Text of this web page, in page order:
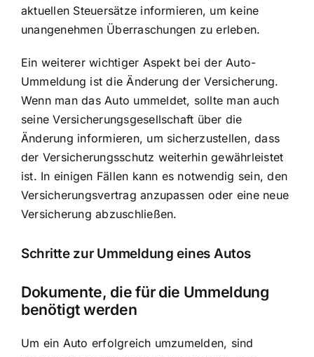
aktuellen Steuersätze informieren, um keine
unangenehmen Überraschungen zu erleben.
Ein weiterer wichtiger Aspekt bei der Auto-
Ummeldung ist die Änderung der Versicherung.
Wenn man das Auto ummeldet, sollte man auch
seine Versicherungsgesellschaft über die
Änderung informieren, um sicherzustellen, dass
der Versicherungsschutz weiterhin gewährleistet
ist. In einigen Fällen kann es notwendig sein, den
Versicherungsvertrag anzupassen oder eine neue
Versicherung abzuschließen.
Schritte zur Ummeldung eines Autos
Dokumente, die für die Ummeldung
benötigt werden
Um ein Auto erfolgreich umzumelden, sind